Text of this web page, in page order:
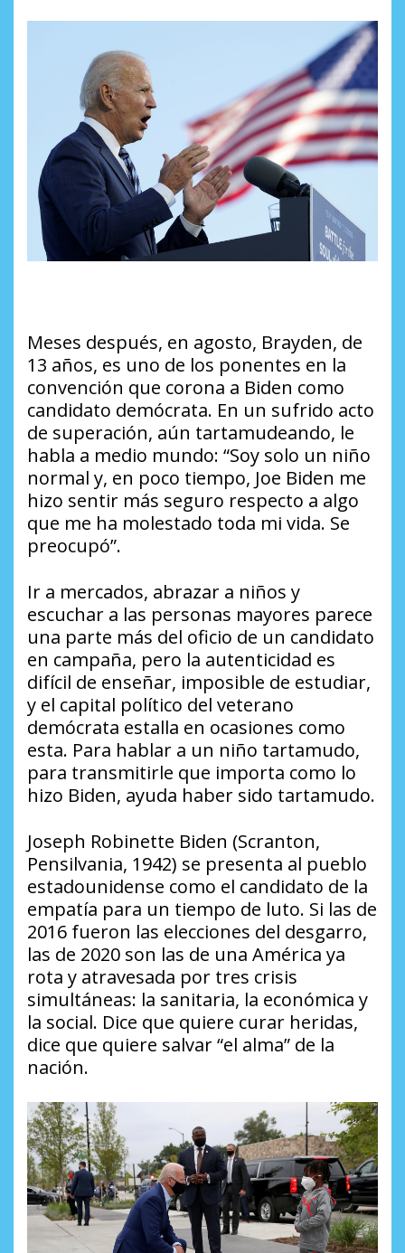
Meses después, en agosto, Brayden, de
13 años, es uno de los ponentes en la
convención que corona a Biden como
candidato demócrata. En un sufrido acto
de superación, aún tartamudeando, le
habla a medio mundo: “Soy solo un niño
normal y, en poco tiempo, Joe Biden me
hizo sentir más seguro respecto a algo
que me ha molestado toda mi vida. Se
preocupó”.
Ir a mercados, abrazar a niños y
escuchar a las personas mayores parece
una parte más del oficio de un candidato
en campaña, pero la autenticidad es
difícil de enseñar, imposible de estudiar,
y el capital político del veterano
demócrata estalla en ocasiones como
esta. Para hablar a un niño tartamudo,
para transmitirle que importa como lo
hizo Biden, ayuda haber sido tartamudo.
Joseph Robinette Biden (Scranton,
Pensilvania, 1942) se presenta al pueblo
estadounidense como el candidato de la
empatía para un tiempo de luto. Si las de
2016 fueron las elecciones del desgarro,
las de 2020 son las de una América ya
rota y atravesada por tres crisis
simultáneas: la sanitaria, la económica y
la social. Dice que quiere curar heridas,
dice que quiere salvar “el alma” de la
nación.